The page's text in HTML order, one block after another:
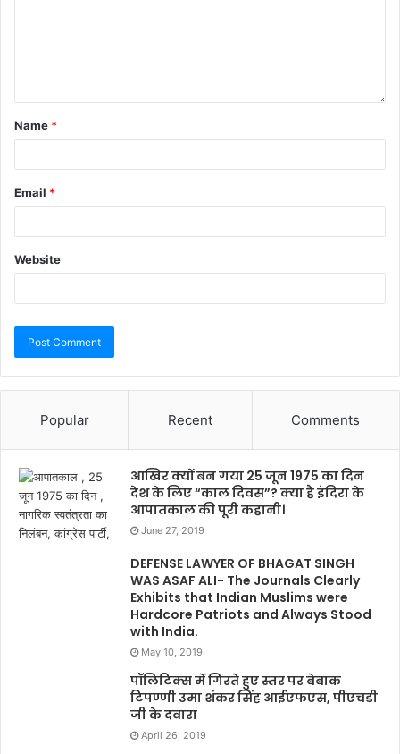
Name *
Email *
Website
Popular Recent Comments
आखिर क्यों बन गया 25 जून 1975 का दिन
देश के लिए “काल दिवस”? क्या है इंदिरा के
आपातकाल की पूरी कहानी।
June 27, 2019
DEFENSE LAWYER OF BHAGAT SINGH
WAS ASAF ALI- The Journals Clearly
Exhibits that Indian Muslims were
Hardcore Patriots and Always Stood
with India.
May 10, 2019
पॉलिटिक्स में गिरते हुए स्तर पर बेबाक
टिपण्णी उमा शंकर सिंह आईएफएस, पीएचडी
जी के दवारा
April 26, 2019